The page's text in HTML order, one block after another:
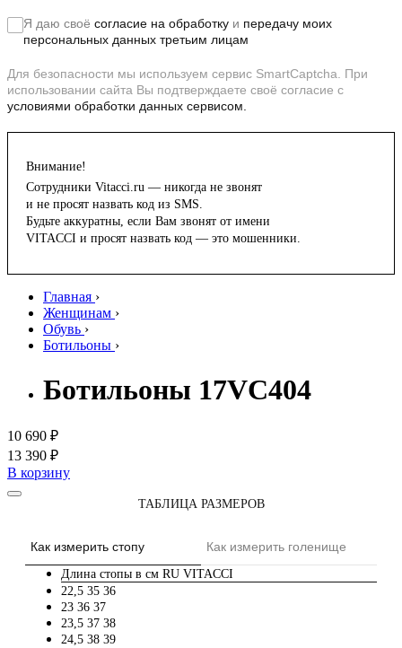
Я даю своё согласие на обработку и передачу моих
персональных данных третьим лицам
Для безопасности мы используем сервис SmartCaptcha. При
использовании сайта Вы подтверждаете своё согласие с
условиями обработки данных сервисом.
Внимание!
Сотрудники Vitacci.ru — никогда не звонят
и не просят назвать код из SMS.
Будьте аккуратны, если Вам звонят от имени
VITACCI и просят назвать код — это мошенники.
Главная ›
Женщинам ›
Обувь ›
Ботильоны ›
Ботильоны 17VC404
10 690 ₽
13 390 ₽
В корзину
ТАБЛИЦА РАЗМЕРОВ
Как измерить стопу Как измерить голенище
Длина стопы в см RU VITACCI
22,5 35 36
23 36 37
23,5 37 38
24,5 38 39